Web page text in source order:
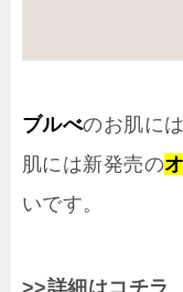
ブルべのお肌には
肌には新発売の
いです。
>>詳細はコチラ